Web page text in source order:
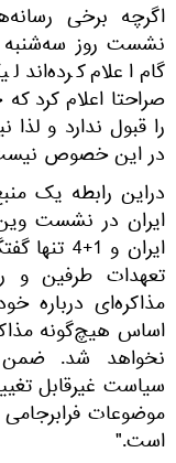
اگرچه برخی
نشست روز سه‌شنبه
گام اعلام
صراحتا اعلام کرد
را قبول ندارد و
در این خصوص
دراین رابطه یک
ایران در نشست
ایران و
تعهدات طرفین و
مذاکره‌ای درباره
اساس هیچ‌گونه
نخواهد شد. ضمن
سیاست غیرقابل
موضوعات
است."